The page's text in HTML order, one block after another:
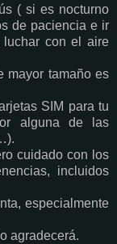
( si es nocturno
de paciencia e ir
con el aire
mayor tamaño es
SIM para tu
alguna de las
cuidado con los
incluidos
especialmente
agradecerá.